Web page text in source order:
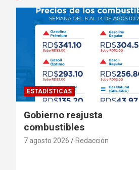
ESTADÍSTICAS
Gobierno reajusta
combustibles
7 agosto 2026 Redacción